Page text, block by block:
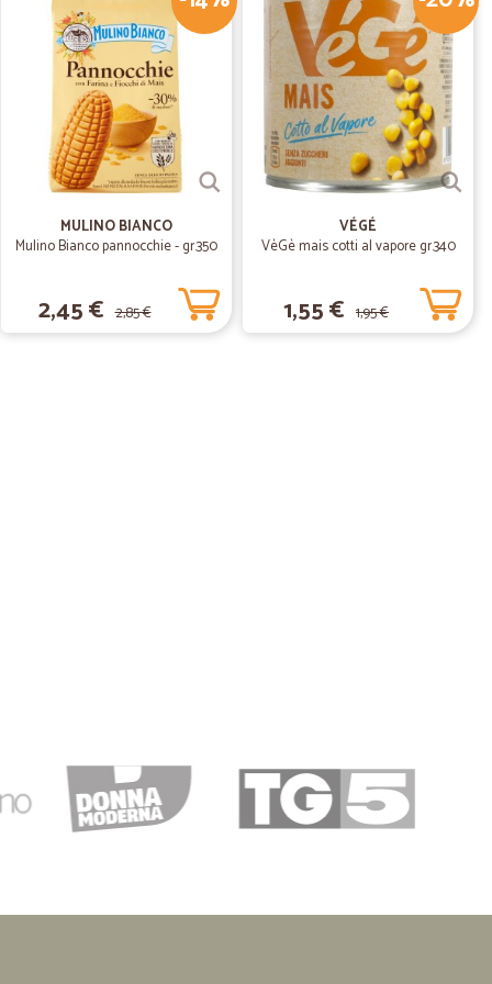
05/04/2019
MULINO BIANCO
Mulino Bianco pannocchie - gr.350
2,45 € 2,85 €
VÉGÉ
VèGè mais cotti al vapore gr.340
1,55 € 1,95 €